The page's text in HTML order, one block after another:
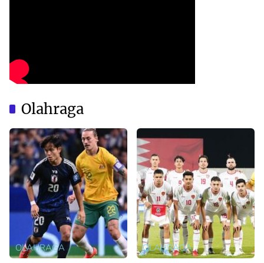
Olahraga
OLAHRAGA OLAHRAGA